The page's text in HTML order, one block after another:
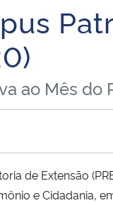
de Segurança
ao Mês do
de Extensão
e Cidadania,